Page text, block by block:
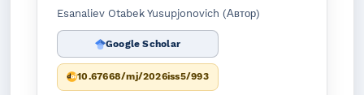
Esanaliev Otabek Yusupjonovich (Автор)
Google Scholar
10.67668/mj/2026iss5/993